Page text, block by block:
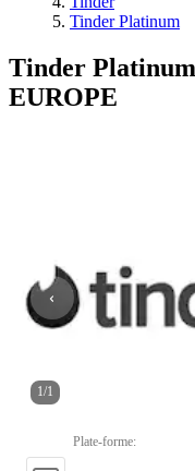
Tinder Platinum
Tinder
EUROPE
1/1
Plate-forme: